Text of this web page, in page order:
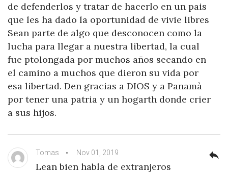
de defenderlos y tratar de hacerlo en un pais
que les ha dado la oportunidad de vivie libres
Sean parte de algo que desconocen como la
lucha para llegar a nuestra libertad, la cual
fue ptolongada por muchos años secando en
el camino a muchos que dieron su vida por
esa libertad. Den gracias a DIOS y a Panamà
por tener una patria y un hogarth donde crier
a sus hijos.
Tomas Nov 01, 2019
Lean bien habla de extranjeros
reply